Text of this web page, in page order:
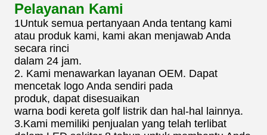
Pelayanan Kami
1Untuk semua pertanyaan Anda tentang kami
atau produk kami, kami akan menjawab Anda
secara rinci
dalam 24 jam.
2. Kami menawarkan layanan OEM. Dapat
mencetak logo Anda sendiri pada
produk, dapat disesuaikan
warna bodi kereta golf listrik dan hal-hal lainnya.
3.Kami memiliki penjualan yang telah terlibat